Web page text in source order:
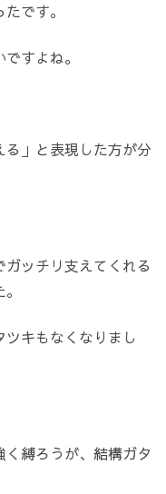
です。
すよね。
」と表現した方が分
ッチリ支えてくれる
キもなくなりまし
縛ろうが、結構ガタ